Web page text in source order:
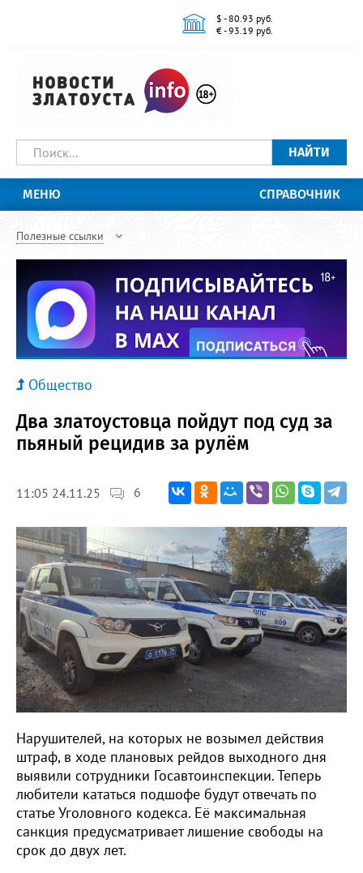
$ - 80.93 руб.
€ - 93.19 руб.
НАЙТИ
МЕНЮ СПРАВОЧНИК
Полезные ссылки
Общество
Два златоустовца пойдут под суд за
пьяный рецидив за рулём
11:05 24.11.25 6
Нарушителей, на которых не возымел действия
штраф, в ходе плановых рейдов выходного дня
выявили сотрудники Госавтоинспекции. Теперь
любители кататься подшофе будут отвечать по
статье Уголовного кодекса. Её максимальная
санкция предусматривает лишение свободы на
срок до двух лет.